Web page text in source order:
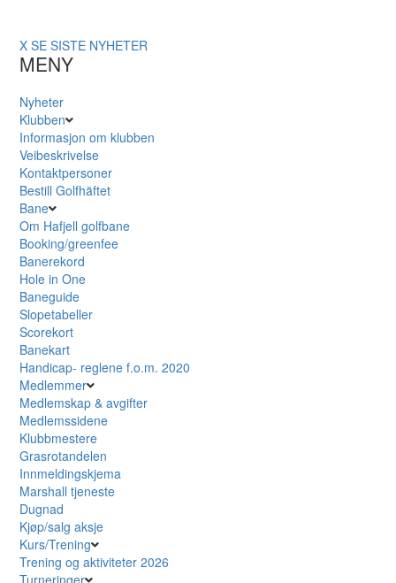
X SE SISTE NYHETER
MENY
Nyheter
Klubben
Informasjon om klubben
Veibeskrivelse
Kontaktpersoner
Bestill Golfhäftet
Bane
Om Hafjell golfbane
Booking/greenfee
Banerekord
Hole in One
Baneguide
Slopetabeller
Scorekort
Banekart
Handicap- reglene f.o.m. 2020
Medlemmer
Medlemskap & avgifter
Medlemssidene
Klubbmestere
Grasrotandelen
Innmeldingskjema
Marshall tjeneste
Dugnad
Kjøp/salg aksje
Kurs/Trening
Trening og aktiviteter 2026
Turneringer